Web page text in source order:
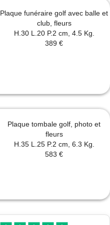
Plaque funéraire golf avec balle et
club, fleurs
H.30 L.20 P.2 cm, 4.5 Kg.
389 €
Plaque tombale golf, photo et
fleurs
H.35 L.25 P.2 cm, 6.3 Kg.
583 €